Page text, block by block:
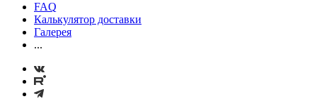
FAQ
Калькулятор доставки
Галерея
...